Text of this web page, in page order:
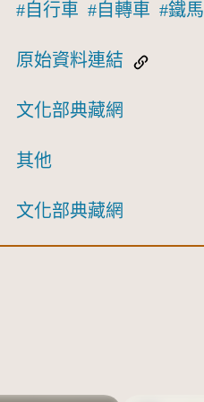
自行車 自轉車 鐵馬
原始資料連結
文化部典藏網
其他
文化部典藏網